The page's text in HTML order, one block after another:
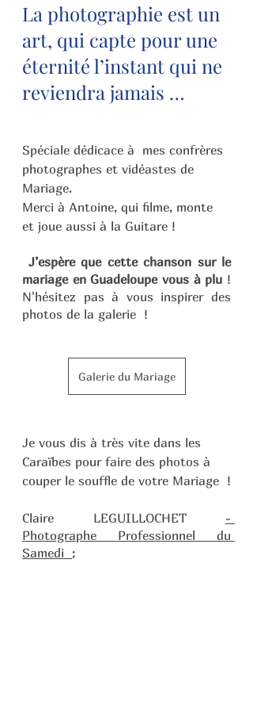
La photographie est un
art, qui capte pour une
éternité l’instant qui ne
reviendra jamais …
Spéciale dédicace à  mes confrères
photographes et vidéastes de
Mariage.
Merci à Antoine, qui filme, monte
et joue aussi à la Guitare !
mariage en Guadeloupe vous à plu !
N'hésitez pas à vous inspirer des
photos de la galerie  !
Galerie du Mariage
Je vous dis à très vite dans les
Caraïbes pour faire des photos à
couper le souffle de votre Mariage  !
Claire LEGUILLOCHET -
Photographe Professionnel du
Samedi  ;